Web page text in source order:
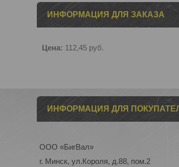
ИНФОРМАЦИЯ ДЛЯ ЗАКАЗА
Цена: 112,45 руб.
ИНФОРМАЦИЯ ДЛЯ
ООО «БигВал»
г. Минск, ул.Короля, д.88, пом.2